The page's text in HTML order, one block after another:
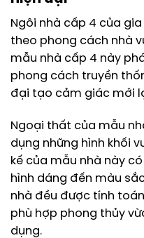
Ngôi nhà cấp 4 của
theo phong cách nhà
mẫu nhà cấp 4 này
phong cách truyền
đại tạo cảm giác mới
Ngoại thất của mẫu
dụng những hình khối
kế của mẫu nhà này
hình dáng đến màu
nhà đều được tính
phù hợp phong thủy
dụng.